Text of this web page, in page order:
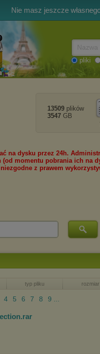
Nie masz jeszcze
pliki
13509 plików
3547 GB
typ pliku rozmiar
4 5 6 7 8 9 ...
.rar